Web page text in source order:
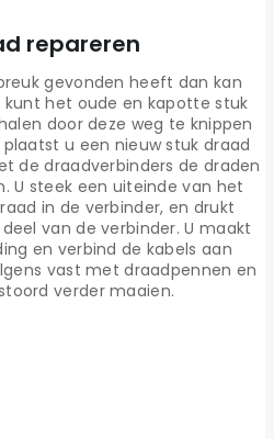
repareren
gevonden heeft dan kan
kunt het oude en kapotte stuk
door deze weg te knippen
u een nieuw stuk draad
de draadverbinders de draden
U steek een uiteinde van het
in de verbinder, en drukt
van de verbinder. U maakt
en verbind de kabels aan
vast met draadpennen en
verder maaien.